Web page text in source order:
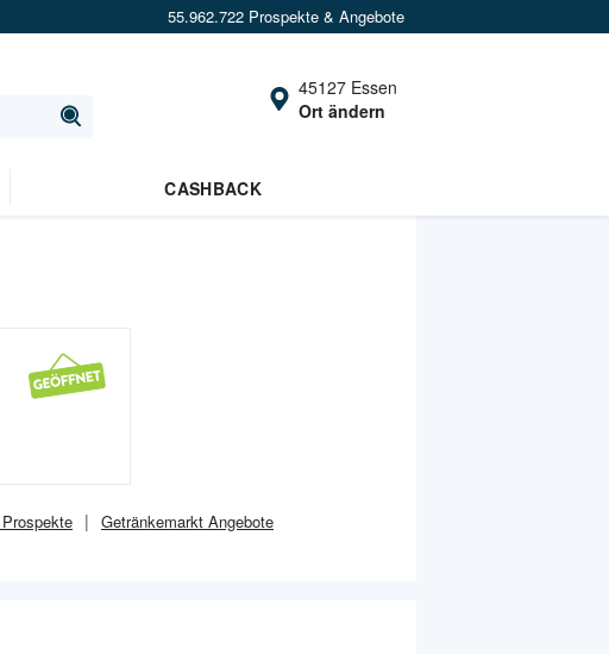
55.962.722 Prospekte & Angebote
45127 Essen
Ort ändern
CASHBACK
Prospekte Getränkemarkt Angebote